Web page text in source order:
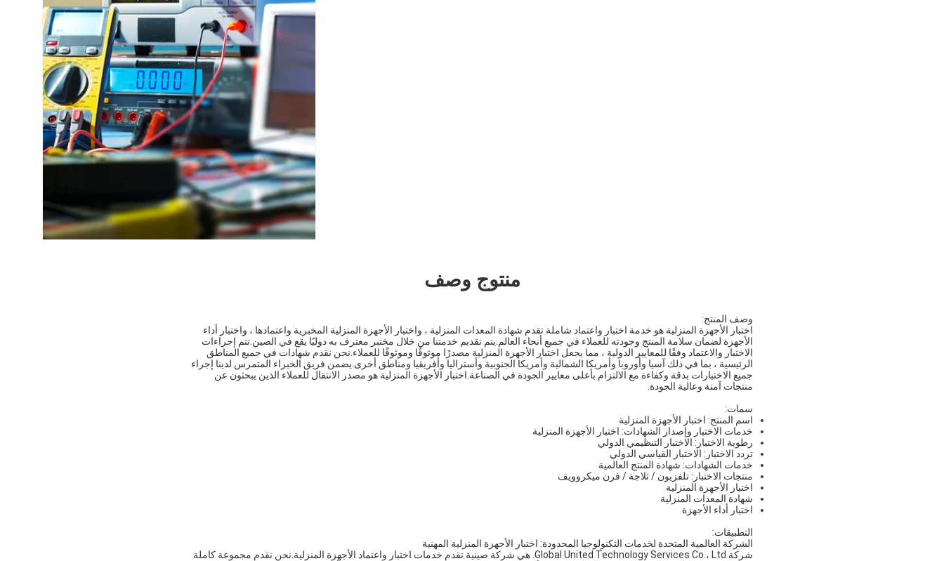
منتوج وصف
وصف المنتج:
اختبار الأجهزة المنزلية هو خدمة اختبار واعتماد شاملة تقدم شهادة المعدات المنزلية ، واختبار الأجهزة المنزلية المخبرية واعتمادها ، واختبار أداء
الأجهزة لضمان سلامة المنتج وجودته للعملاء في جميع أنحاء العالم.يتم تقديم خدمتنا من خلال مختبر معترف به دوليًا يقع في الصين.تتم إجراءات
الاختبار والاعتماد وفقًا للمعايير الدولية ، مما يجعل اختبار الأجهزة المنزلية مصدرًا موثوقًا وموثوقًا للعملاء.نحن نقدم شهادات في جميع المناطق
الرئيسية ، بما في ذلك آسيا وأوروبا وأمريكا الشمالية وأمريكا الجنوبية وأستراليا وأفريقيا ومناطق أخرى.يضمن فريق الخبراء المتمرس لدينا إجراء
جميع الاختبارات بدقة وكفاءة مع الالتزام بأعلى معايير الجودة في الصناعة.اختبار الأجهزة المنزلية هو مصدر الانتقال للعملاء الذين يبحثون عن
منتجات آمنة وعالية الجودة.
سمات:
اسم المنتج: اختبار الأجهزة المنزلية
خدمات الاختبار وإصدار الشهادات: اختبار الأجهزة المنزلية
رطوبة الاختبار: الاختبار التنظيمي الدولي
تردد الاختبار: الاختبار القياسي الدولي
خدمات الشهادات: شهادة المنتج العالمية
منتجات الاختبار: تلفزيون / ثلاجة / فرن ميكروويف
اختبار الأجهزة المنزلية
شهادة المعدات المنزلية
اختبار أداء الأجهزة
التطبيقات:
الشركة العالمية المتحدة لخدمات التكنولوجيا المحدودة: اختبار الأجهزة المنزلية المهنية
شركة Global United Technology Services Co.، Ltd. هي شركة صينية تقدم خدمات اختبار واعتماد الأجهزة المنزلية.نحن نقدم مجموعة كاملة